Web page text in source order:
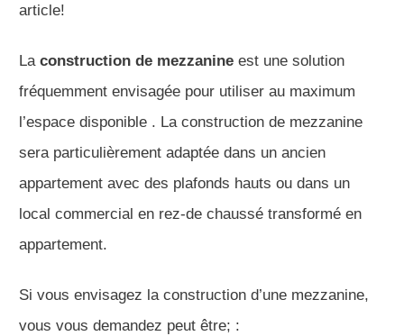
article!
Laconstruction de mezzanine est une solution
fréquemment envisagée pour utiliser au maximum
l’espace disponible . La construction de mezzanine
sera particulièrement adaptée dans un ancien
appartement avec des plafonds hauts ou dans un
local commercial en rez-de chaussé transformé en
appartement.
Si vous envisagez la construction d’une mezzanine,
vous vous demandez peut être; :